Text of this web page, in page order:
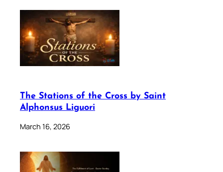
The Stations of the Cross by Saint
Alphonsus Liguori
March 16, 2026